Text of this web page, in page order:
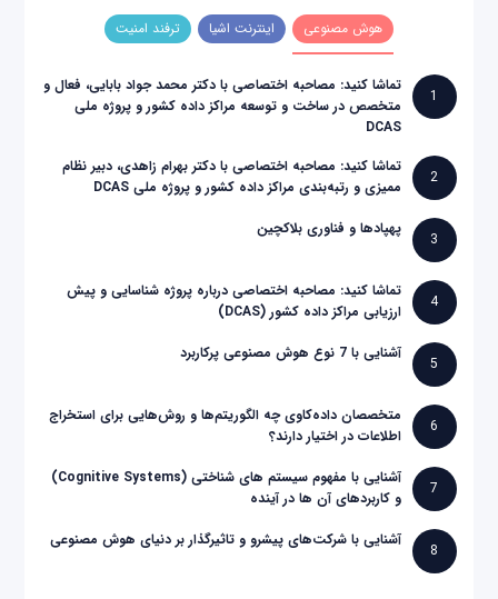
هوش مصنوعی اینترنت اشیا ترفند امنیت
1
تماشا کنید: مصاحبه اختصاصی با دکتر محمد جواد بابایی، فعال و
متخصص در ساخت و توسعه مراکز داده کشور و پروژه ملی
DCAS
2
تماشا کنید: مصاحبه اختصاصی با دکتر بهرام زاهدی، دبیر نظام
ممیزی و رتبه‌بندی مراکز داده کشور و پروژه ملی DCAS
3
پهپادها و فناوری بلاکچین
4
تماشا کنید: مصاحبه اختصاصی درباره پروژه شناسایی و پیش
ارزیابی مراکز داده کشور (DCAS)
5
آشنایی با 7 نوع هوش مصنوعی پرکاربرد
6
متخصصان داده‌کاوی چه الگوریتم‌ها و روش‌هایی برای استخراج
اطلاعات در اختیار دارند؟
7
آشنایی با مفهوم سیستم های شناختی (Cognitive Systems)
و کاربردهای آن ها در آینده
8
آشنایی با شرکت‌های پیشرو و تاثیرگذار بر دنیای هوش مصنوعی